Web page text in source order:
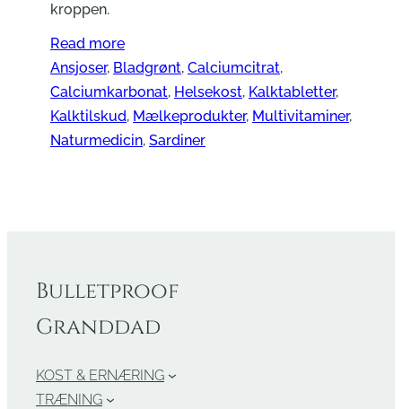
kroppen.
Read more
Ansjoser, Bladgrønt, Calciumcitrat
Calciumkarbonat, Helsekost, Kalktabletter
Kalktilskud, Mælkeprodukter, Multivitaminer
Naturmedicin, Sardiner
Bulletproof
Granddad
KOST & ERNÆRING
TRÆNING